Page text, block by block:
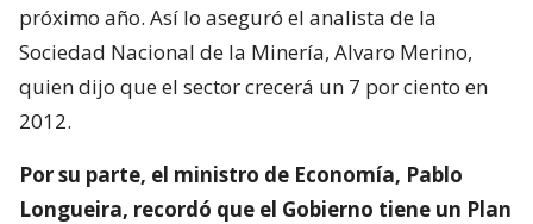
próximo año. Así lo aseguró el analista de la
Sociedad Nacional de la Minería, Alvaro Merino,
quien dijo que el sector crecerá un 7 por ciento en
2012.
Por su parte, el ministro de Economía, Pablo
Longueira, recordó que el Gobierno tiene un Plan